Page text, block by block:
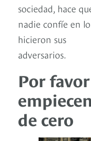
sociedad, hace
nadie confíe en
hicieron sus
adversarios.
Por
empiecen
de cero